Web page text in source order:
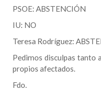
PSOE: ABSTENCIÓN
IU: NO
Teresa Rodríguez:
Pedimos disculpas tanto
propios afectados.
Fdo.